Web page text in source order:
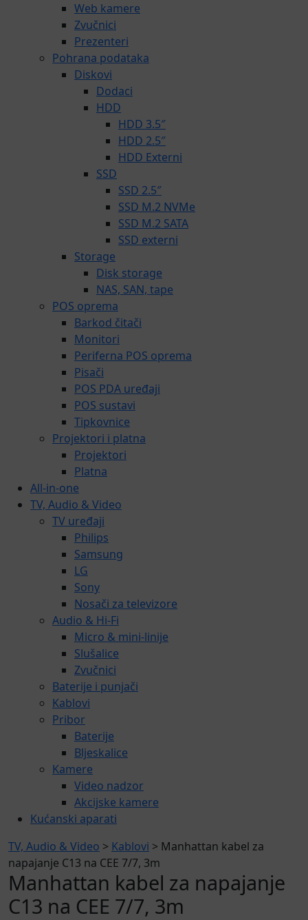
Web kamere
Zvučnici
Prezenteri
Pohrana podataka
Diskovi
Dodaci
HDD
HDD 3.5″
HDD 2.5″
HDD Externi
SSD
SSD 2.5″
SSD M.2 NVMe
SSD M.2 SATA
SSD externi
Storage
Disk storage
NAS, SAN, tape
POS oprema
Barkod čitači
Monitori
Periferna POS oprema
Pisači
POS PDA uređaji
POS sustavi
Tipkovnice
Projektori i platna
Projektori
Platna
All-in-one
TV, Audio & Video
TV uređaji
Philips
Samsung
LG
Sony
Nosači za televizore
Audio & Hi-Fi
Micro & mini-linije
Slušalice
Zvučnici
Baterije i punjači
Kablovi
Pribor
Baterije
Bljeskalice
Kamere
Video nadzor
Akcijske kamere
Kućanski aparati
TV, Audio & Video > Kablovi > Manhattan kabel za
napajanje C13 na CEE 7/7, 3m
Manhattan kabel za napajanje
C13 na CEE 7/7, 3m